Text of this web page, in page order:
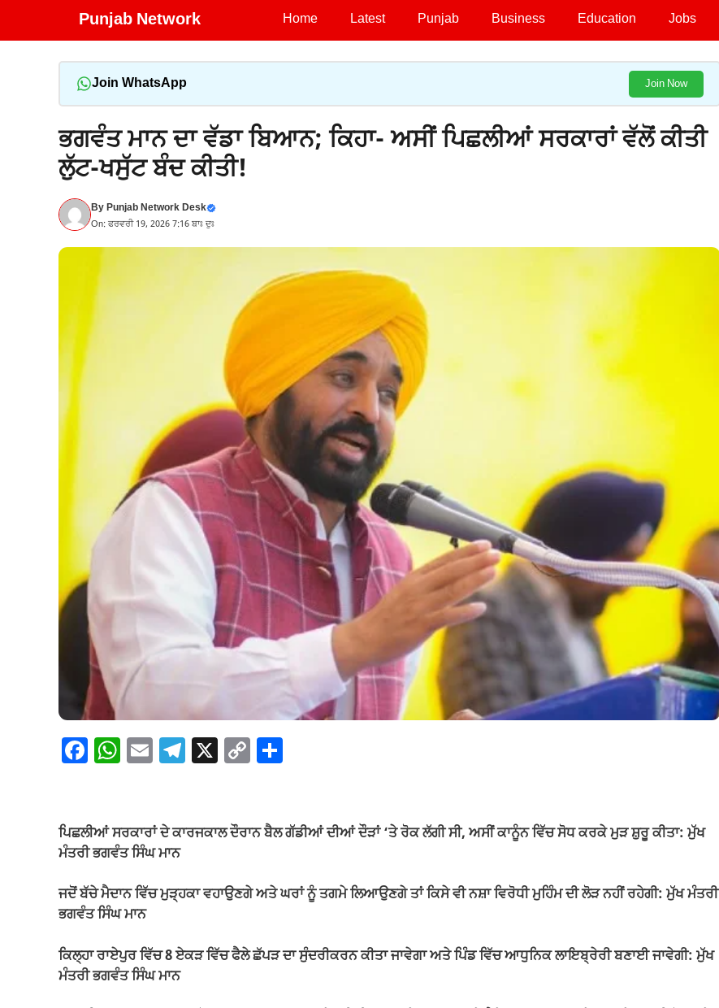
Punjab Network Home Latest Punjab Business Education Jobs
Join WhatsApp Join Now
ਭਗਵੰਤ ਮਾਨ ਦਾ ਵੱਡਾ ਬਿਆਨ; ਕਿਹਾ- ਅਸੀਂ ਪਿਛਲੀਆਂ ਸਰਕਾਰਾਂ ਵੱਲੋਂ ਕੀਤੀ
ਲੁੱਟ-ਖਸੁੱਟ ਬੰਦ ਕੀਤੀ!
ByPunjab Network Desk
On: ਫਰਵਰੀ 19, 2026 7:16 ਬਾਃ ਦੁਃ
F
e
b
o
o
W
s
A
p
p
E T
gr
m
X C
y
n
k
e
ਪਿਛਲੀਆਂ ਸਰਕਾਰਾਂ ਦੇ ਕਾਰਜਕਾਲ ਦੌਰਾਨ ਬੈਲ ਗੱਡੀਆਂ ਦੀਆਂ ਦੌੜਾਂ ‘ਤੇ ਰੋਕ ਲੱਗੀ ਸੀ, ਅਸੀਂ ਕਾਨੂੰਨ ਵਿੱਚ ਸੋਧ ਕਰਕੇ ਮੁੜ ਸ਼ੁਰੂ ਕੀਤਾ: ਮੁੱਖ
ਮੰਤਰੀ ਭਗਵੰਤ ਸਿੰਘ ਮਾਨ
ਜਦੋਂ ਬੱਚੇ ਮੈਦਾਨ ਵਿੱਚ ਮੁੜ੍ਹਕਾ ਵਹਾਉਣਗੇ ਅਤੇ ਘਰਾਂ ਨੂੰ ਤਗਮੇ ਲਿਆਉਣਗੇ ਤਾਂ ਕਿਸੇ ਵੀ ਨਸ਼ਾ ਵਿਰੋਧੀ ਮੁਹਿੰਮ ਦੀ ਲੋੜ ਨਹੀਂ ਰਹੇਗੀ: ਮੁੱਖ ਮੰਤਰੀ
ਭਗਵੰਤ ਸਿੰਘ ਮਾਨ
ਕਿਲ੍ਹਾ ਰਾਏਪੁਰ ਵਿੱਚ 8 ਏਕੜ ਵਿੱਚ ਫੈਲੇ ਛੱਪੜ ਦਾ ਸੁੰਦਰੀਕਰਨ ਕੀਤਾ ਜਾਵੇਗਾ ਅਤੇ ਪਿੰਡ ਵਿੱਚ ਆਧੁਨਿਕ ਲਾਇਬ੍ਰੇਰੀ ਬਣਾਈ ਜਾਵੇਗੀ: ਮੁੱਖ
ਮੰਤਰੀ ਭਗਵੰਤ ਸਿੰਘ ਮਾਨ